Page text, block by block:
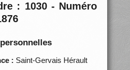
: 1030 - Numéro
: Saint-Gervais Hérault